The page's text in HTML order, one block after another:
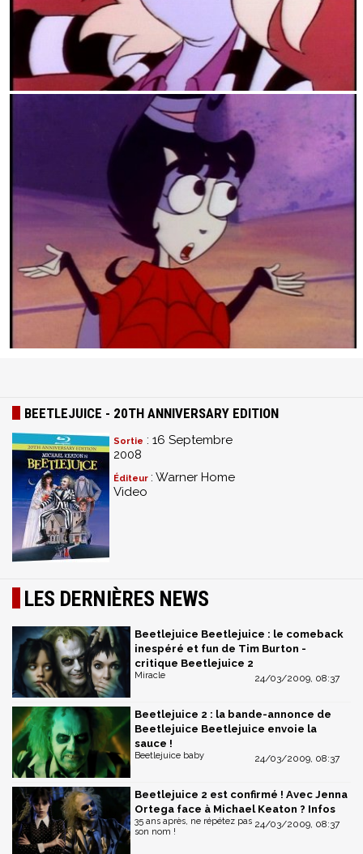
BEETLEJUICE - 20TH ANNIVERSARY EDITION
Sortie : 16 Septembre
2008
Éditeur : Warner Home
Video
LES DERNIÈRES NEWS
Beetlejuice Beetlejuice : le comeback
inespéré et fun de Tim Burton -
critique Beetlejuice 2
24/03/2009, 08:37
Miracle
Beetlejuice 2 : la bande-annonce de
Beetlejuice Beetlejuice envoie la
sauce !
24/03/2009, 08:37
Beetlejuice baby
Beetlejuice 2 est confirmé ! Avec Jenna
Ortega face à Michael Keaton ? Infos
24/03/2009, 08:37
35 ans après, ne répétez pas
son nom !